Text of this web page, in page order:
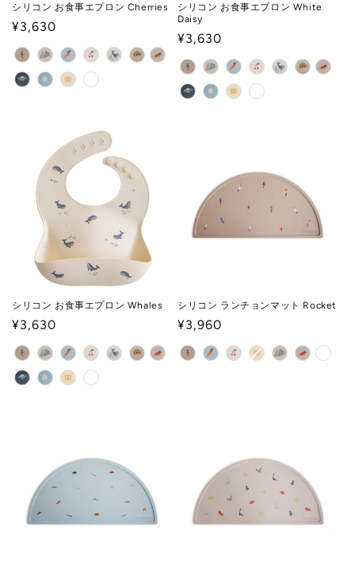
シリコン お食事エプロン Cherries
通
常
価
格
¥3,630
シリコン お食事エプロン White
Daisy
通
常
価
格
¥3,630
シリコン お食事エプロン Whales
通
常
価
格
¥3,630
シリコン ランチョンマット Rocket
通
常
価
¥3,960